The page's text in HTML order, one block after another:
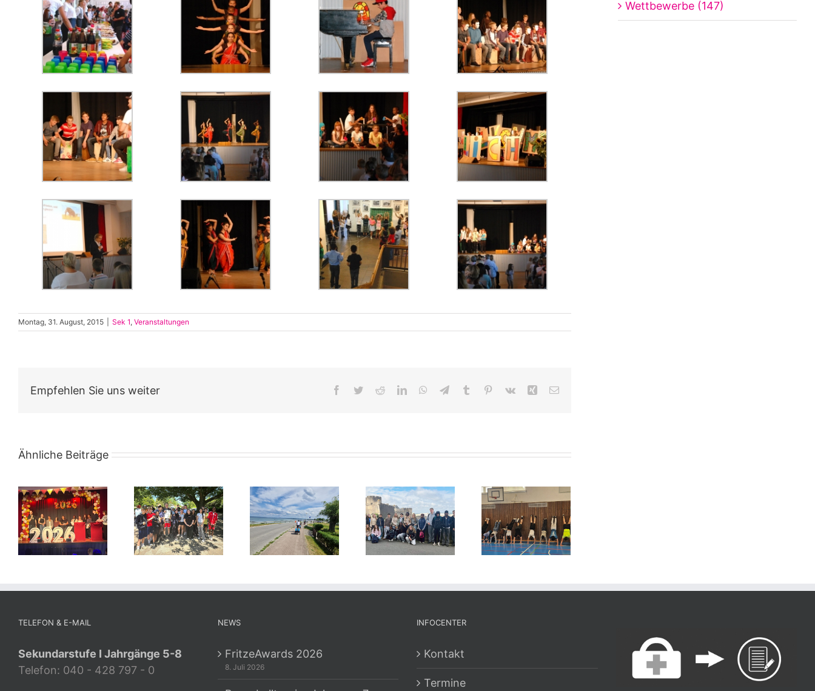
Montag, 31. August, 2015 Sek 1, Veranstaltungen
Empfehlen Sie uns weiter Facebook
TwitterRedditLinkedInWhatsApp
TelegramTumblr Pinterest
Vk Xing E-
Ähnliche Beiträge
Wettbewerbe (147)
TELEFON & E-MAIL
Sekundarstufe I Jahrgänge 5-8
Telefon: 040 - 428 797 - 0
NEWS
FritzeAwards 2026
8. Juli 2026
INFOCENTER
Kontakt
Termine